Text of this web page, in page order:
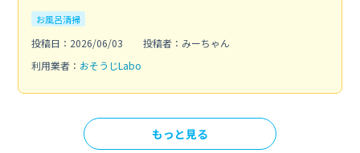
お風呂清掃
投稿日：2026/06/03
投稿者：みーちゃん
利用業者： おそうじLabo
もっと見る